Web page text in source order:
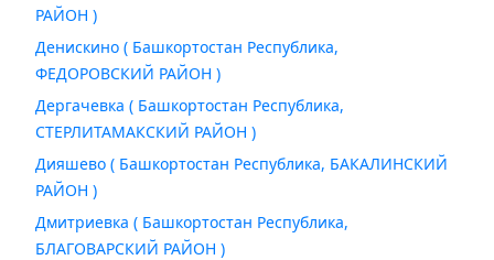
РАЙОН )
Денискино ( Башкортостан Республика,
ФЕДОРОВСКИЙ РАЙОН )
Дергачевка ( Башкортостан Республика,
СТЕРЛИТАМАКСКИЙ РАЙОН )
Дияшево ( Башкортостан Республика, БАКАЛИНСКИЙ
РАЙОН )
Дмитриевка ( Башкортостан Республика,
БЛАГОВАРСКИЙ РАЙОН )